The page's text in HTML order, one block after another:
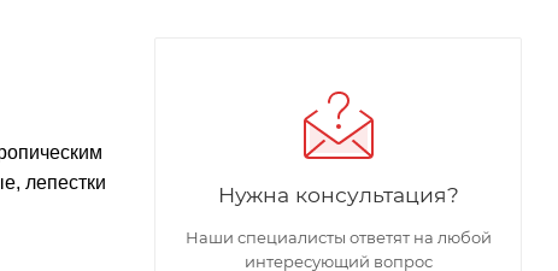
лепестки
Нужна консультация?
Наши специалисты ответят на любой
интересующий вопрос